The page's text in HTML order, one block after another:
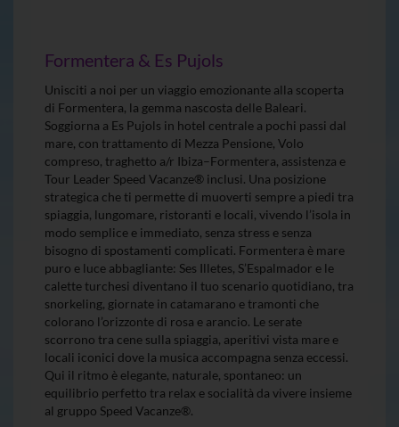
Formentera & Es Pujols
Unisciti a noi per un viaggio emozionante alla scoperta
di Formentera, la gemma nascosta delle Baleari.
Soggiorna a Es Pujols in hotel centrale a pochi passi dal
mare, con trattamento di Mezza Pensione, Volo
compreso, traghetto a/r Ibiza–Formentera, assistenza e
Tour Leader Speed Vacanze® inclusi. Una posizione
strategica che ti permette di muoverti sempre a piedi tra
spiaggia, lungomare, ristoranti e locali, vivendo l’isola in
modo semplice e immediato, senza stress e senza
bisogno di spostamenti complicati. Formentera è mare
puro e luce abbagliante: Ses Illetes, S’Espalmador e le
calette turchesi diventano il tuo scenario quotidiano, tra
snorkeling, giornate in catamarano e tramonti che
colorano l’orizzonte di rosa e arancio. Le serate
scorrono tra cene sulla spiaggia, aperitivi vista mare e
locali iconici dove la musica accompagna senza eccessi.
Qui il ritmo è elegante, naturale, spontaneo: un
equilibrio perfetto tra relax e socialità da vivere insieme
al gruppo Speed Vacanze®.